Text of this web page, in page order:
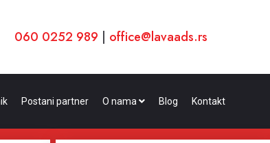
060 0252 989 | office@lavaads.rs
Postani partner O nama Blog Kontakt